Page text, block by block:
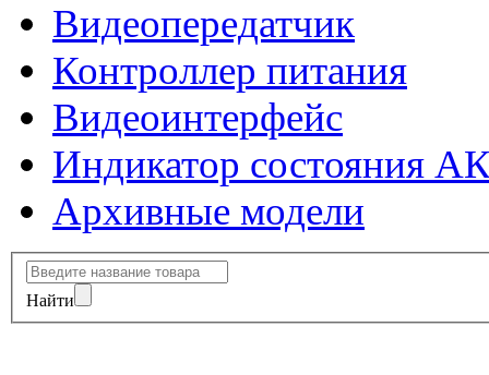
Видеопередатчик
Контроллер питания
Видеоинтерфейс
Индикатор состояния
Архивные модели
Найти